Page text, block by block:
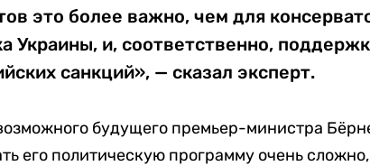
это более важно, чем для
Украины, и, соответственно,
санкций», — сказал эксперт.
будущего премьер-министра
его политическую программу очень